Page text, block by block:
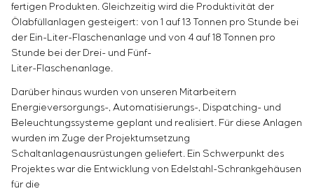
Entwicklung von Steuerungssystemen mit nicht
standardmäßiger Kaskaden- und mehrstufiger
Struktur mit statischen und adaptiven
Einstellparametern
fertigen Produkten. Gleichzeitig wird die Produktivität der
Ölabfüllanlagen gesteigert: von 1 auf 13 Tonnen pro Stunde bei
der Ein-Liter-Flaschenanlage und von 4 auf 18 Tonnen pro
Stunde bei der Drei- und Fünf-
Liter-Flaschenanlage.
Darüber hinaus wurden von unseren Mitarbeitern
Energieversorgungs-, Automatisierungs-, Dispatching- und
Beleuchtungssysteme geplant und realisiert. Für diese Anlagen
wurden im Zuge der Projektumsetzung
Schaltanlagenausrüstungen geliefert. Ein Schwerpunkt des
Projektes war die Entwicklung von Edelstahl-Schrankgehäusen
für die